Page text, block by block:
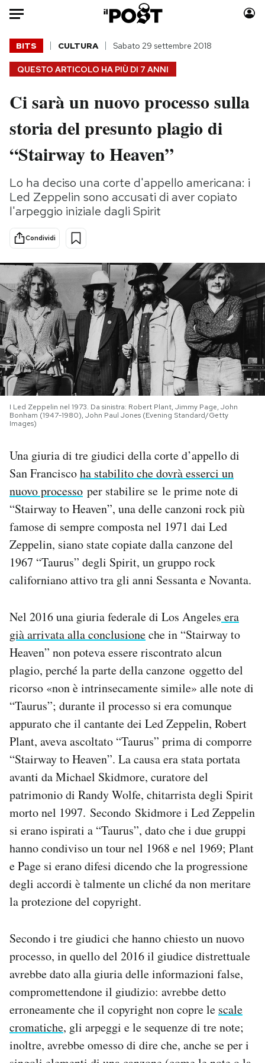
Auto
HOME
Italia
Politica
Tecnologia
Scienza
Cultura
Economia
Sport
Moda
Consumismi
Storie/Idee
Media
Europa
PODCAST
NEWSLETTER
I MIEI PREFERITI
SHOP
Area Personale
Newsletter
Notifiche mobile
Regala il Post
Hai bisogno di aiuto?
Esci
QUESTO ARTICOLO HA PIÙ DI 7 ANNI
BITS CULTURA Sabato 29 settembre 2018
Ci sarà un nuovo processo sulla
storia del presunto plagio di
“Stairway to Heaven”
Lo ha deciso una corte d'appello americana: i
Led Zeppelin sono accusati di aver copiato
l'arpeggio iniziale dagli Spirit
Condividi
I Led Zeppelin nel 1973. Da sinistra: Robert Plant, Jimmy Page, John
Bonham (1947-1980), John Paul Jones (Evening Standard/Getty
Images)
Una giuria di tre giudici della corte d’appello di
San Franciscoha stabilito che dovrà esserci un
nuovo processo per stabilire se le prime note di
“Stairway to Heaven”, una delle canzoni rock più
famose di sempre composta nel 1971 dai Led
Zeppelin, siano state copiate dalla canzone del
1967 “Taurus” degli Spirit, un gruppo rock
californiano attivo tra gli anni Sessanta e Novanta.
Nel 2016 una giuria federale di Los Angeles era
già arrivata alla conclusioneche in “Stairway to
Heaven” non poteva essere riscontrato alcun
plagio, perché la parte della canzone oggetto del
ricorso «non è intrinsecamente simile» alle note di
“Taurus”; durante il processo si era comunque
appurato che il cantante dei Led Zeppelin, Robert
Plant, aveva ascoltato “Taurus” prima di comporre
“Stairway to Heaven”. La causa era stata portata
avanti da Michael Skidmore, curatore del
patrimonio di Randy Wolfe, chitarrista degli Spirit
morto nel 1997. Secondo Skidmore i Led Zeppelin
si erano ispirati a “Taurus”, dato che i due gruppi
hanno condiviso un tour nel 1968 e nel 1969; Plant
e Page si erano difesi dicendo che la progressione
degli accordi è talmente un cliché da non meritare
la protezione del copyright.
Secondo i tre giudici che hanno chiesto un nuovo
processo, in quello del 2016 il giudice distrettuale
avrebbe dato alla giuria delle informazioni false,
compromettendone il giudizio: avrebbe detto
erroneamente che il copyright non copre le scale
cromatiche, gli arpeggi e le sequenze di tre note;
inoltre, avrebbe omesso di dire che, anche se per i